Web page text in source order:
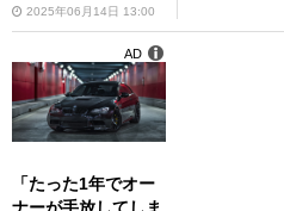
PIN THE IIIRD』
2025年06月14日 13:00
「たった1年でオー
AD